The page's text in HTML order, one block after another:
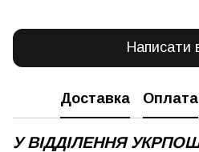
Написати
Доставка Оплата
У ВІДДІЛЕННЯ